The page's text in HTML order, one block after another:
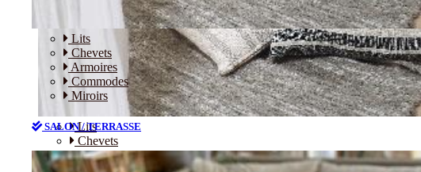
Lits
Chevets
Armoires
Commodes
Miroirs
SALON / TERRASSE
Lits
Chevets
Armoires
Commodes